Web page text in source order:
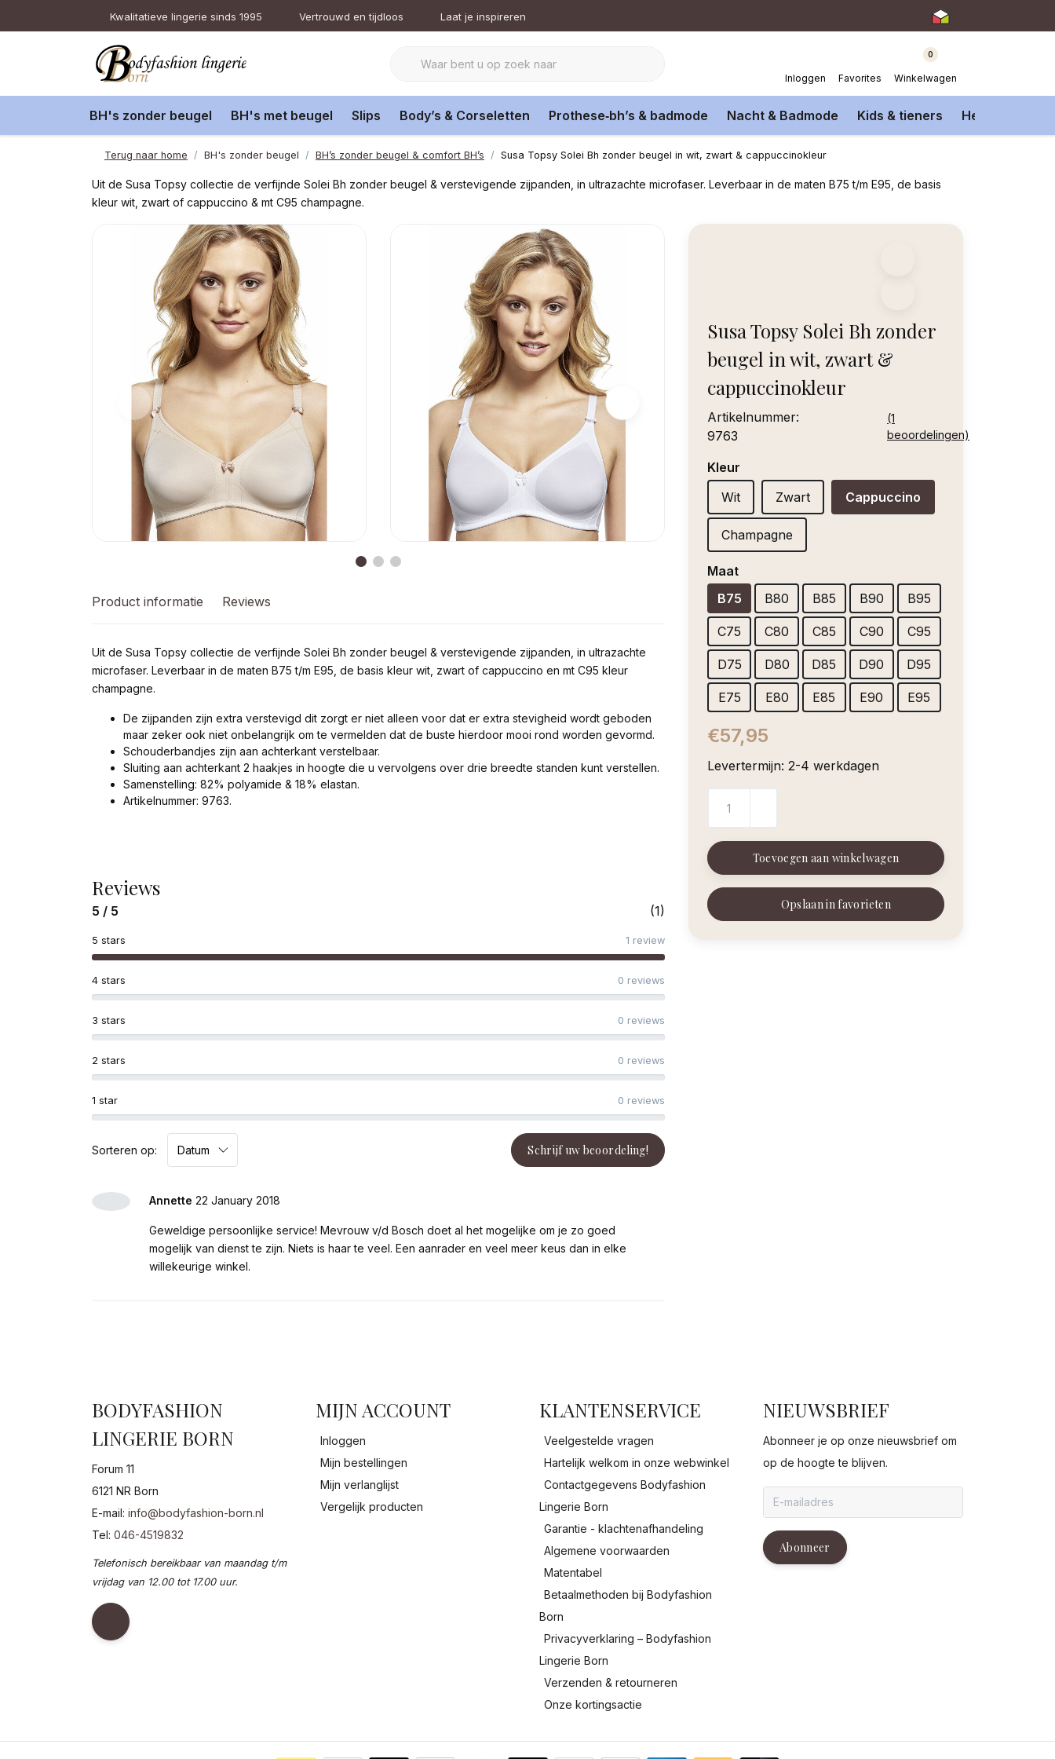
Kwalitatieve lingerie sinds 1995 Vertrouwd en tijdloos Laat je inspireren
Inloggen Favorites
0
Winkelwagen
BH's zonder beugel BH's met beugel Slips Body’s & Corseletten Prothese‑bh’s & badmode Nacht & Badmode Kids & tieners Heren
Terug naar home BH's zonder beugel BH’s zonder beugel & comfort BH’s Susa Topsy Solei Bh zonder beugel in wit, zwart & cappuccinokleur
Uit de Susa Topsy collectie de verfijnde Solei Bh zonder beugel & verstevigende zijpanden, in ultrazachte microfaser. Leverbaar in de maten B75 t/m E95, de basis
kleur wit, zwart of cappuccino & mt C95 champagne.
Susa Topsy Solei Bh zonder
beugel in wit, zwart &
cappuccinokleur
Artikelnummer:
9763
(1
beoordelingen)
Kleur
Wit
Zwart Cappuccino
Champagne
Maat
B75
B80 B85 B90 B95
C75 C80 C85 C90 C95
D75 D80 D85 D90 D95
E75 E80 E85 E90 E95
€57,95
Levertermijn: 2-4 werkdagen
Toevoegen aan winkelwagen
Opslaan in favorieten
Product informatie Reviews
Uit de Susa Topsy collectie de verfijnde Solei Bh zonder beugel & verstevigende zijpanden, in ultrazachte
microfaser. Leverbaar in de maten B75 t/m E95, de basis kleur wit, zwart of cappuccino en mt C95 kleur
champagne.
De zijpanden zijn extra verstevigd dit zorgt er niet alleen voor dat er extra stevigheid wordt geboden
maar zeker ook niet onbelangrijk om te vermelden dat de buste hierdoor mooi rond worden gevormd.
Schouderbandjes zijn aan achterkant verstelbaar.
Sluiting aan achterkant 2 haakjes in hoogte die u vervolgens over drie breedte standen kunt verstellen.
Samenstelling: 82% polyamide & 18% elastan.
Artikelnummer: 9763.
Reviews
5 / 5 (1)
1 star 0 reviews
2 stars 0 reviews
3 stars 0 reviews
4 stars 0 reviews
5 stars 1 review
Sorteren op: Schrijf uw beoordeling!
Annette 22 January 2018
Geweldige persoonlijke service! Mevrouw v/d Bosch doet al het mogelijke om je zo goed
mogelijk van dienst te zijn. Niets is haar te veel. Een aanrader en veel meer keus dan in elke
willekeurige winkel.
BODYFASHION
LINGERIE BORN
Forum 11
6121 NR Born
E-mail: info@bodyfashion-born.nl
Tel: 046-4519832
Telefonisch bereikbaar van maandag t/m
vrijdag van 12.00 tot 17.00 uur.
MIJN ACCOUNT
Inloggen
Mijn bestellingen
Mijn verlanglijst
Vergelijk producten
KLANTENSERVICE
Veelgestelde vragen
Hartelijk welkom in onze webwinkel
Contactgegevens Bodyfashion
Lingerie Born
Garantie - klachtenafhandeling
Algemene voorwaarden
Matentabel
Betaalmethoden bij Bodyfashion
Born
Privacyverklaring – Bodyfashion
Lingerie Born
Verzenden & retourneren
Onze kortingsactie
NIEUWSBRIEF
Abonneer je op onze nieuwsbrief om
op de hoogte te blijven.
Abonneer